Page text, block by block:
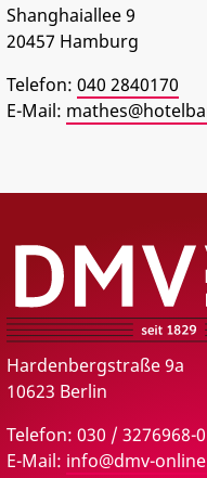
FÜR MITGLIEDER
PRESSE
Shanghaiallee 9
20457 Hamburg
Telefon: 040 2840170
E-Mail:
DMV – Verband
Hardenbergstraße 9a
10623 Berlin
Telefon: 030 / 3276968-0
E-Mail: info@dmv-